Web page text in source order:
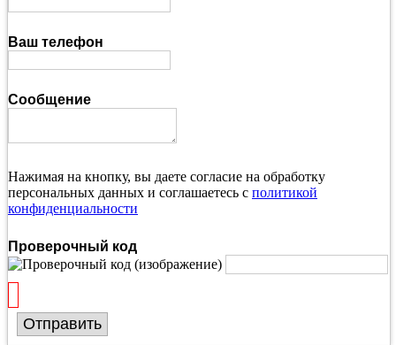
Ваш телефон
Сообщение
Нажимая на кнопку, вы даете согласие на обработку
персональных данных и соглашаетесь с политикой
конфиденциальности
Проверочный код
Отправить